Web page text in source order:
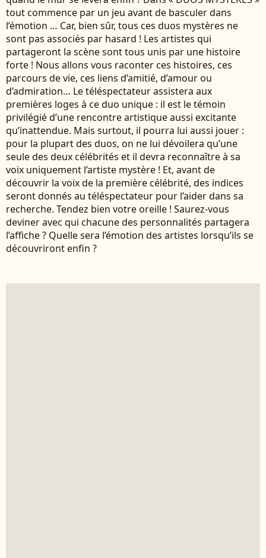
tout commence par un jeu avant de basculer dans
l’émotion … Car, bien sûr, tous ces duos mystères ne
sont pas associés par hasard ! Les artistes qui
partageront la scène sont tous unis par une histoire
forte ! Nous allons vous raconter ces histoires, ces
parcours de vie, ces liens d’amitié, d’amour ou
d’admiration… Le téléspectateur assistera aux
premières loges à ce duo unique : il est le témoin
privilégié d’une rencontre artistique aussi excitante
qu’inattendue. Mais surtout, il pourra lui aussi jouer :
pour la plupart des duos, on ne lui dévoilera qu’une
seule des deux célébrités et il devra reconnaître à sa
voix uniquement l’artiste mystère ! Et, avant de
découvrir la voix de la première célébrité, des indices
seront donnés au téléspectateur pour l’aider dans sa
recherche. Tendez bien votre oreille ! Saurez-vous
deviner avec qui chacune des personnalités partagera
l’affiche ? Quelle sera l’émotion des artistes lorsqu’ils se
découvriront enfin ?